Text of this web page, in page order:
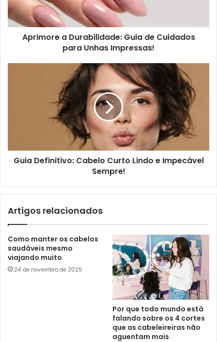
Aprimore a Durabilidade: Guia de Cuidados
para Unhas Impressas!
Guia Definitivo: Cabelo Curto Lindo e Impecável
Sempre!
Artigos relacionados
Como manter os cabelos
saudáveis mesmo
viajando muito
24 de novembro de 2025
Por que todo mundo está
falando sobre os 4 cortes
que as cabeleireiras não
aguentam mais